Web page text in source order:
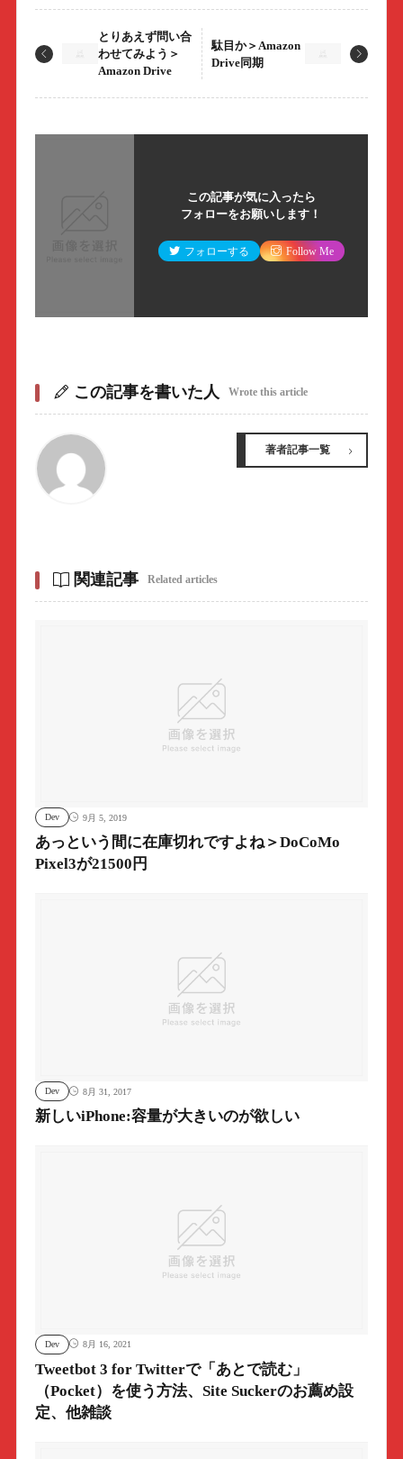
とりあえず問い合
わせてみよう＞
Amazon Drive
駄目か＞Amazon
Drive同期
この記事が気に入ったら
フォローをお願いします！
フォローする Follow Me
この記事を書いた人 Wrote this article
著者記事一覧
関連記事 Related articles
Dev 9月 5, 2019
あっという間に在庫切れですよね＞DoCoMo
Pixel3が21500円
Dev 8月 31, 2017
新しいiPhone:容量が大きいのが欲しい
Dev 8月 16, 2021
Tweetbot 3 for Twitterで「あとで読む」
（Pocket）を使う方法、Site Suckerのお薦め設
定、他雑談